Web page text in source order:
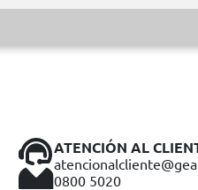
ATENCIÓN AL
0800 5020